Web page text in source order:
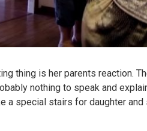
thing is her parents reaction.
nothing to speak and
a special stairs for daughter